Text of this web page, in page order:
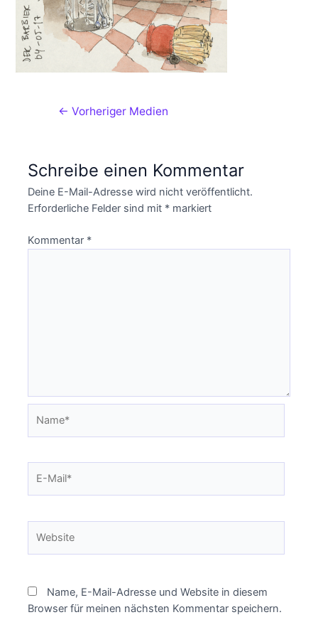
← Vorheriger Medien
Schreibe einen Kommentar
Deine E-Mail-Adresse wird nicht veröffentlicht.
Erforderliche Felder sind mit * markiert
Kommentar *
Mail*
Name, E-Mail-Adresse und Website in diesem
Browser für meinen nächsten Kommentar speichern.